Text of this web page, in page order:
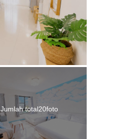
Jumlah total20foto